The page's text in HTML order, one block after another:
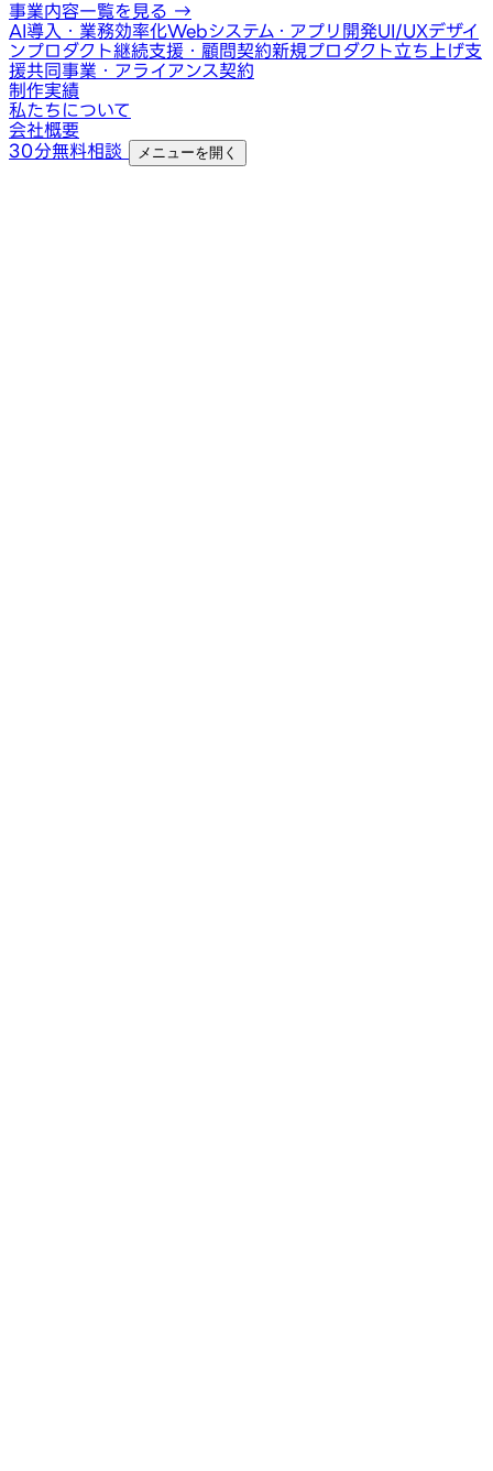
事業内容一覧を見る →
AI導入・業務効率化Webシステム・アプリ開発UI/UXデザイ
ンプロダクト継続支援・顧問契約新規プロダクト立ち上げ支
援共同事業・アライアンス契約
制作実績
私たちについて
会社概要
30分無料相談
メニューを開く